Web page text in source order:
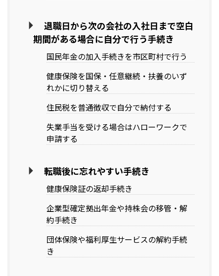
退職日から次の会社の入社日まで空白
期間がある場合に自分で行う手続き
国民年金の加入手続きを市区町村で行う
健康保険を国保・任意継続・扶養のいず
れかに切り替える
住民税を普通徴収で自分で納付する
失業手当を受ける場合はハローワークで
申請する
転職後に忘れやすい手続き
健康保険証の返却手続き
企業型確定拠出年金や持株会の移管・解
約手続き
団体保険や福利厚生サービスの解約手続
き